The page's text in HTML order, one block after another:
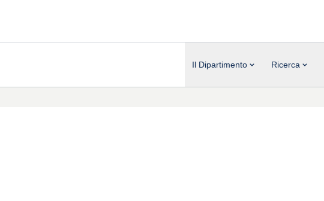
Il Dipartimento Ricerca